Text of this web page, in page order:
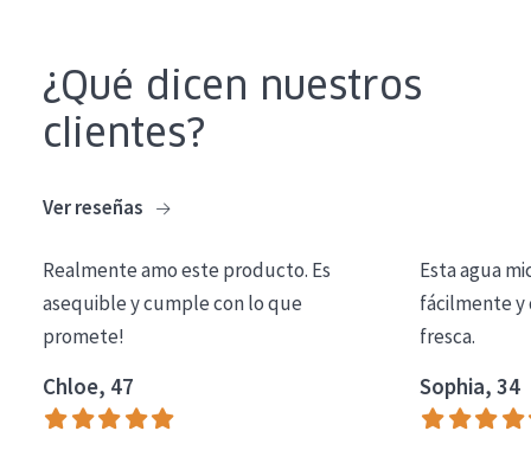
Crema de día
Crema de noche
Limpieza
COLECCIÓN
Essentials
Lift+
¿Qué dicen nuestros
clientes?
Ver reseñas
Realmente amo este producto. Es
asequible y cumple con lo que
promete!
Chloe, 47
Esta agua
fácilmente y
fresca.
Sophia, 34